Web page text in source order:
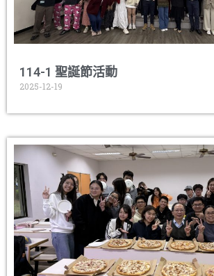
114-1 聖誕節活動
2025-12-19